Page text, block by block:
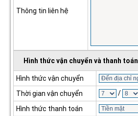
Thông tin liên hệ
Hình thức vận chuyển và thanh toán
Hình thức vận chuyển
Thời gian vận chuyển
/
Hình thức thanh toán